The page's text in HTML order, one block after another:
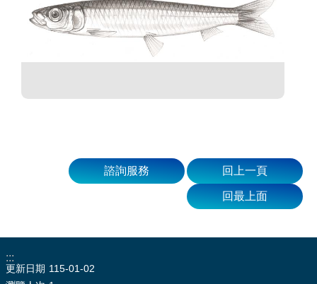
諮詢服務 回上一頁
回最上面
:::
更新日期 115-01-02